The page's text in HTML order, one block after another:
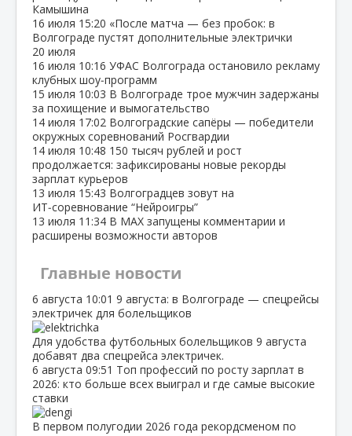
Камышина
16 июля 15:20 «После матча — без пробок: в
Волгограде пустят дополнительные электрички
20 июля
16 июля 10:16 УФАС Волгограда остановило рекламу
клубных шоу‑программ
15 июля 10:03 В Волгограде трое мужчин задержаны
за похищение и вымогательство
14 июля 17:02 Волгоградские сапёры — победители
окружных соревнований Росгвардии
14 июля 10:48 150 тысяч рублей и рост
продолжается: зафиксированы новые рекорды
зарплат курьеров
13 июля 15:43 Волгоградцев зовут на
ИТ‑соревнование “Нейроигры”
13 июля 11:34 В МАХ запущены комментарии и
расширены возможности авторов
Главные новости
6 августа 10:01 9 августа: в Волгограде — спецрейсы
электричек для болельщиков
Для удобства футбольных болельщиков 9 августа
добавят два спецрейса электричек.
6 августа 09:51 Топ профессий по росту зарплат в
2026: кто больше всех выиграл и где самые высокие
ставки
В первом полугодии 2026 года рекордсменом по